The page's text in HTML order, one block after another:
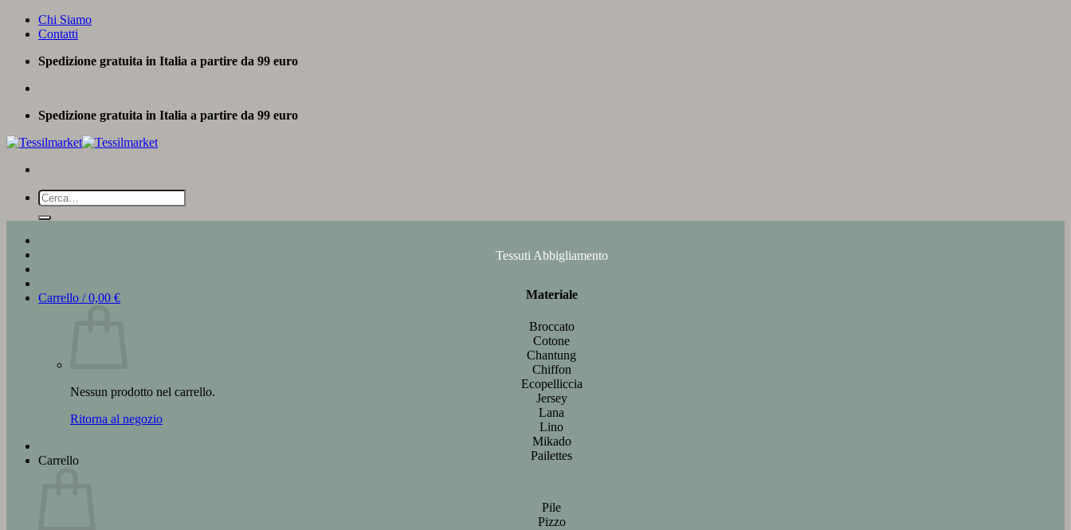
Salta
Chi Siamo
Contatti
Spedizione gratuita in Italia a partire da 99 euro
Spedizione gratuita in Italia a partire da 99 euro
Cerca:
Carrello /0,00 €
Nessun prodotto nel carrello.
Ritorna al negozio
Carrello
Tessuti Abbigliamento
Materiale
Broccato
Cotone
Chantung
Chiffon
Ecopelliccia
Jersey
Lana
Lino
Mikado
Pailettes
Pile
Pizzo